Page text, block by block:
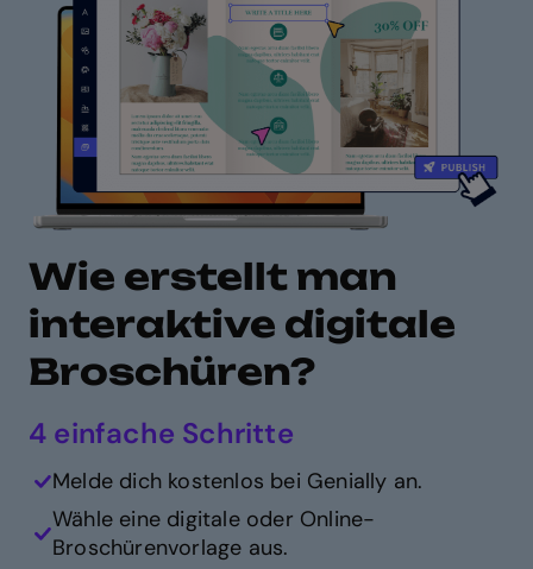
Wie erstellt man
interaktive digitale
Broschüren?
4 einfache Schritte
Melde dich kostenlos bei Genially an.
Wähle eine digitale oder Online-
Broschürenvorlage aus.